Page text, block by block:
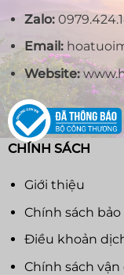
Zalo:
Email:
Website:
CHÍNH SÁCH
Giới thiệu
Chính sách
Điều khoản
Chính sách